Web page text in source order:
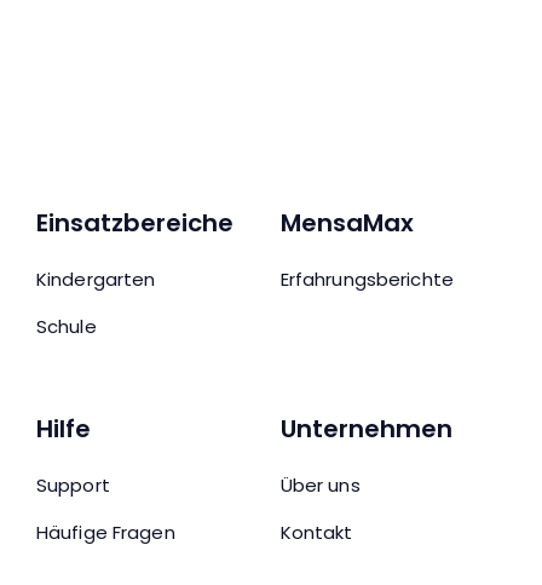
Einsatzbereiche
Kindergarten
Schule
MensaMax
Erfahrungsberichte
Hilfe
Support
Häufige Fragen
Unternehmen
Über uns
Kontakt